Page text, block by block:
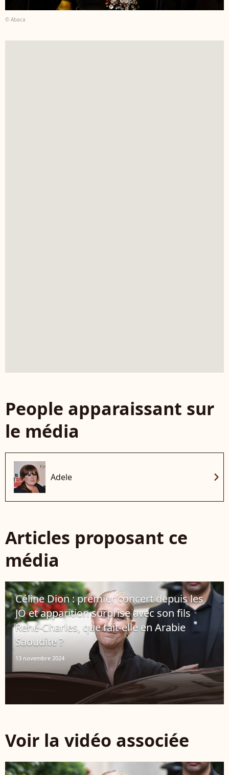
© Abaca
People apparaissant sur
le média
Adele chevron_right
Articles proposant ce
média
Céline Dion : premier concert depuis les
JO et apparition surprise avec son fils
René-Charles, que fait-elle en Arabie
Saoudite ?
13 novembre 2024
Voir la vidéo associée